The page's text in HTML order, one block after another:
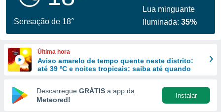
fornecidas
a este
das
e
forma
digital
Sensação de 18°
Lua minguante
Iluminada:35%
Última hora
Aviso amarelo de tempo quente neste distrito:
até 39 ºC e noites tropicais; saiba até quando
Descarregue GRÁTIS a app da
Meteored!
Instalar